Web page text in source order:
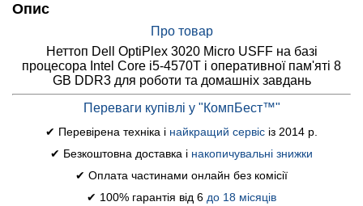
Опис
Про товар
Неттоп Dell OptiPlex 3020 Micro USFF на базі
процесора Intel Core i5-4570T і оперативної пам'яті 8
GB DDR3 для роботи та домашніх завдань
Переваги купівлі у "КомпБест™"
✔ Перевірена техніка і найкращий сервіс із 2014 р.
✔ Безкоштовна доставка і накопичувальні знижки
✔ Оплата частинами онлайн без комісії
✔ 100% гарантія від 6 до 18 місяців